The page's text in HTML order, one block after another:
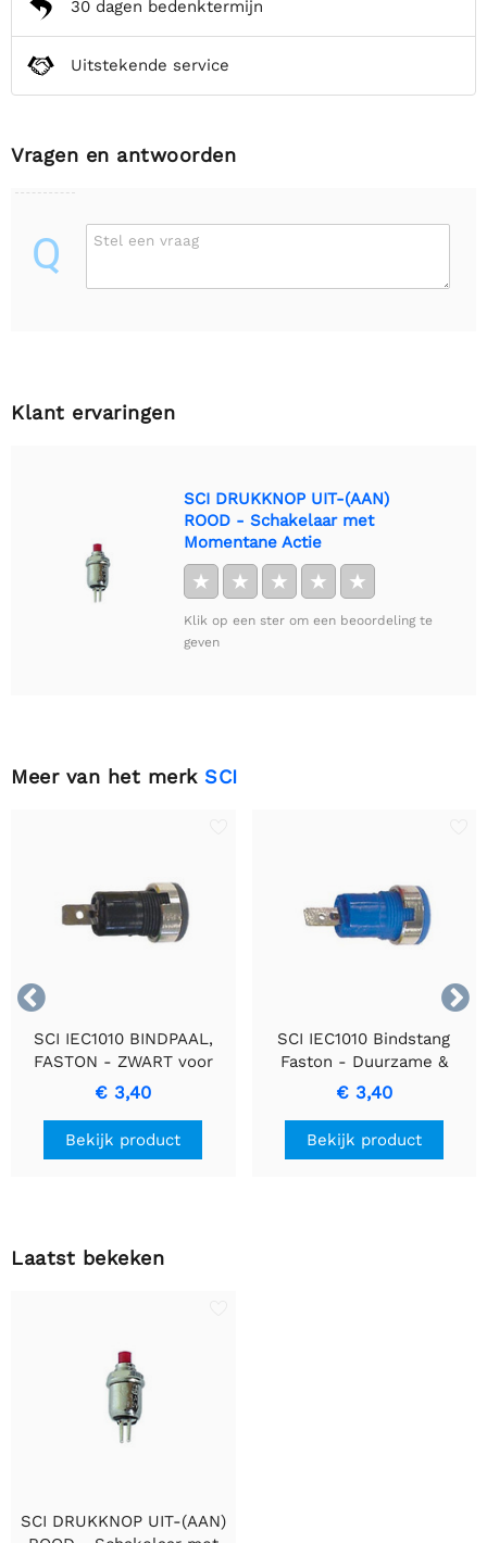
30 dagen bedenktermijn
Uitstekende service
Vragen en antwoorden
Q Stel een vraag
Klant ervaringen
SCI DRUKKNOP UIT-(AAN)
ROOD - Schakelaar met
Momentane Actie
★ ★ ★ ★ ★
Klik op een ster om een beoordeling te
geven
Meer van het merk SCI


SCI IEC1010 BINDPAAL,
FASTON - ZWART voor
elektrische verbindingen
€ 3,40
Bekijk product
SCI IEC1010 Bindstang
Faston - Duurzame &
Efficiënte
Verbindingsoplossing
€ 3,40
Bekijk product
Laatst bekeken
SCI DRUKKNOP UIT-(AAN)